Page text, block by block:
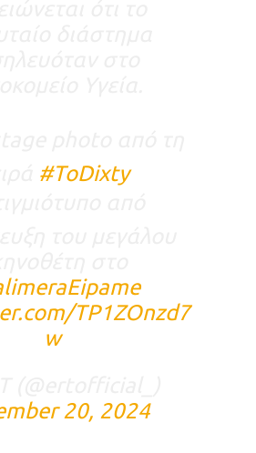
#ToDixty
TP1ZOnzd7
w
20, 2024